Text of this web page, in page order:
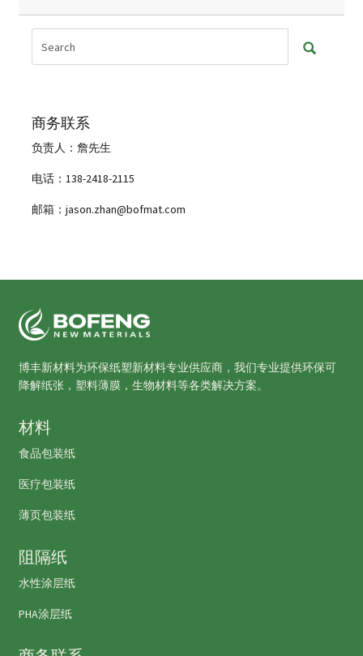
商务联系
负责人：詹先生
电话：138-2418-2115
邮箱：jason.zhan@bofmat.com
博丰新材料为环保纸塑新材料专业供应商，我们专业提供环保可
降解纸张，塑料薄膜，生物材料等各类解决方案。
材料
食品包装纸
医疗包装纸
薄页包装纸
阻隔纸
水性涂层纸
PHA涂层纸